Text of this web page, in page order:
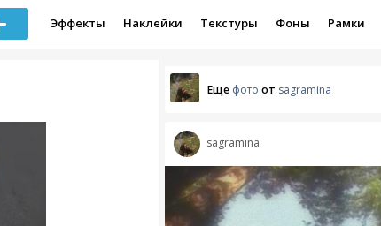
Эффекты Наклейки Текстуры Фоны Рамки
Еще фото от sagramina
sagramina